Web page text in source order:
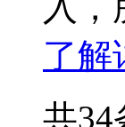
了解
共34